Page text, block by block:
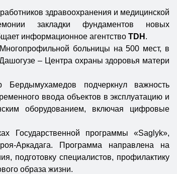
здравоохранения и медицинской
закладки фундаментов новых
информационное агентствоTDH .
больницы на 500 мест, в
– Центра охраны здоровья матери
Бердымухамедов подчеркнул важность
ввода объектов в эксплуатацию и
оборудованием, включая цифровые
Государственной программы «Saglyk»,
Аркадага. Программа направлена на
подготовку специалистов, профилактику
образа жизни.